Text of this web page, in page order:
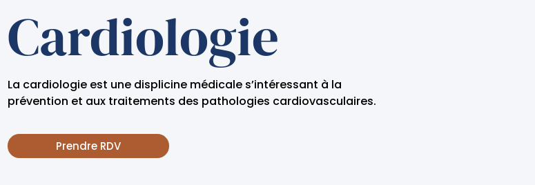
Cardiologie
La cardiologie est une displicine médicale s’intéressant à la
prévention et aux traitements des pathologies cardiovasculaires.
Prendre RDV